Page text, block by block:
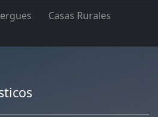
Casas Rurales